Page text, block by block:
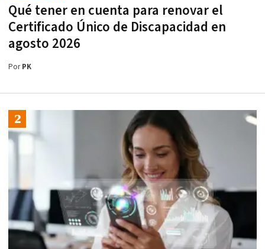
Qué tener en cuenta para renovar el
Certificado Único de Discapacidad en
agosto 2026
PorPK